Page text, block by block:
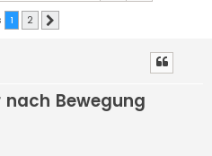
1 2
Bewegung